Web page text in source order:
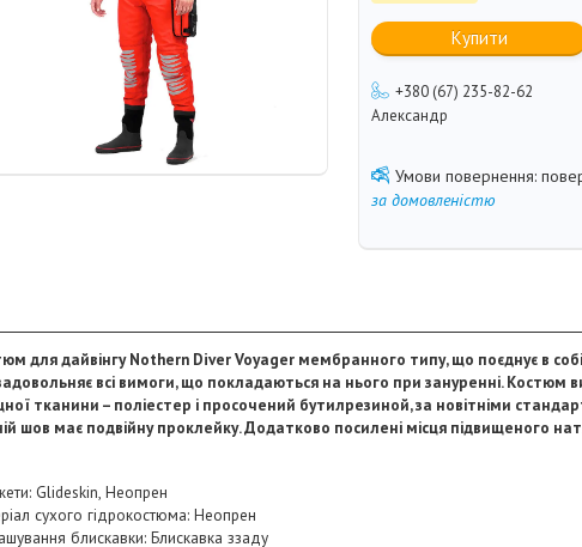
Купити
+380 (67) 235-82-62
Александр
за домовленістю
для дайвінгуNothern DiverVoyager мембранного типу, що поєднує в собі
задовольняє всі вимоги, що покладаються на нього при зануренні.
тканини – поліестер і просочений бутилрезиной, за новітніми
шов має подвійну проклейку. Додатково посилені місця підвищеного
Glideskin, Неопрен
сухого гідрокостюма: Неопрен
блискавки: Блискавка ззаду